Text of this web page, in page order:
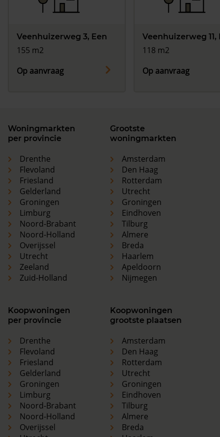
Veenhuizerweg 3, Een
155 m2
Op aanvraag
Veenhuizerweg 11,
118 m2
Op aanvraag
Woningmarkten
per provincie
Drenthe
Flevoland
Friesland
Gelderland
Groningen
Limburg
Noord-Brabant
Noord-Holland
Overijssel
Utrecht
Zeeland
Zuid-Holland
Grootste
woningmarkten
Amsterdam
Den Haag
Rotterdam
Utrecht
Groningen
Eindhoven
Tilburg
Almere
Breda
Haarlem
Apeldoorn
Nijmegen
Koopwoningen
per provincie
Drenthe
Flevoland
Friesland
Gelderland
Groningen
Limburg
Noord-Brabant
Noord-Holland
Overijssel
Koopwoningen
grootste plaatsen
Amsterdam
Den Haag
Rotterdam
Utrecht
Groningen
Eindhoven
Tilburg
Almere
Breda